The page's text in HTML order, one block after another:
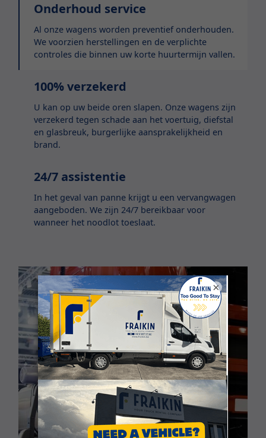
Onderhoud service
Al onze wagens worden preventief onderhouden.
We voorzien herstellingen en de verplichte
controles die binnen uw korte huurtermijn vallen.
100% verzekerd
U kan op uw beide oren slapen. Onze wagens zijn
verzekerd tegen schade aan het voertuig, diefstal
en glasbreuk, burgerlijke aansprakelijkheid en
brand.
24/7 assistentie
In het geval van panne krijgt u een vervangwagen
aangeboden. We zijn 24/7 bereikbaar voor
wanneer het noodlot toeslaat.
×